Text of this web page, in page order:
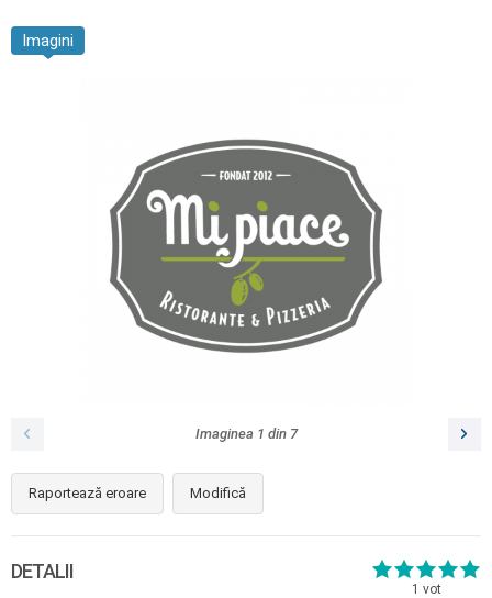
Imagini
Imaginea 1 din 7
Raportează eroare Modifică
1 vot
DETALII